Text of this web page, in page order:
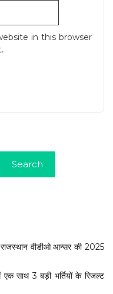
in this browser
Search
वीडीओ आन्सर की 2025
साथ 3 बड़ी भर्तियों के रिजल्ट